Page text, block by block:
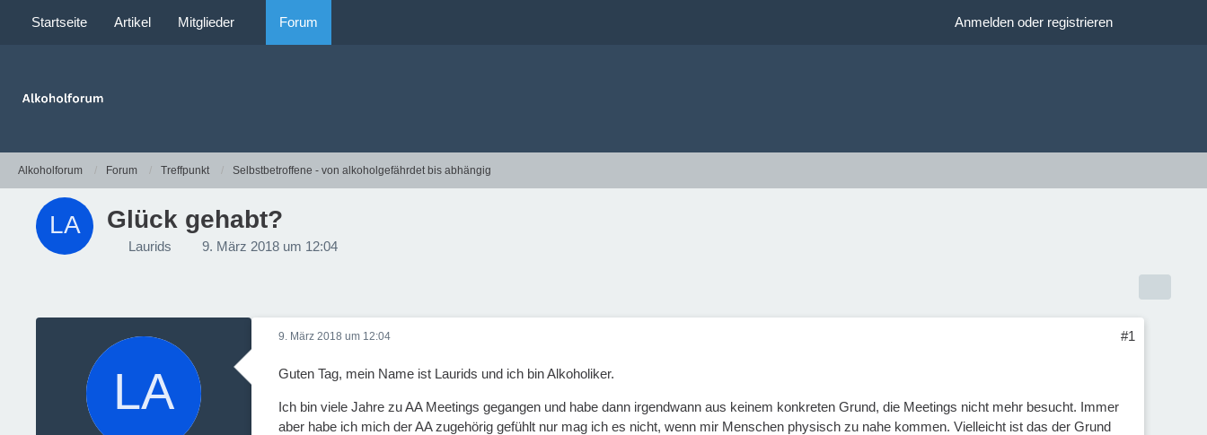
Startseite Artikel Mitglieder Forum Anmelden oder registrieren
Alkoholforum Forum Treffpunkt Selbstbetroffene - von alkoholgefährdet bis abhängig
Glück gehabt?
Laurids 9. März 2018 um 12:04
9. März 2018 um 12:04 #1
Guten Tag, mein Name ist Laurids und ich bin Alkoholiker.
Ich bin viele Jahre zu AA Meetings gegangen und habe dann irgendwann aus keinem konkreten Grund, die Meetings nicht mehr besucht. Immer
aber habe ich mich der AA zugehörig gefühlt nur mag ich es nicht, wenn mir Menschen physisch zu nahe kommen. Vielleicht ist das der Grund